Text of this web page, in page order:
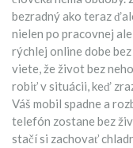
bezradný ako teraz
nielen po pracovnej
rýchlej online dobe
viete, že život bez
robiť v situácii, keď
Váš mobil spadne a
telefón zostane bez
stačí si zachovať